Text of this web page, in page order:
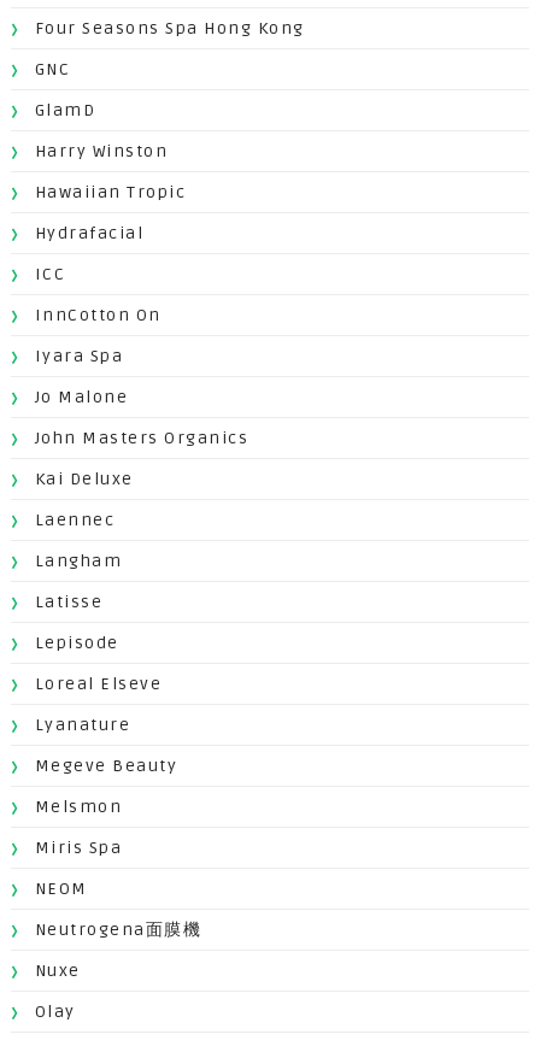
Four Seasons Spa Hong Kong
GNC
GlamD
Harry Winston
Hawaiian Tropic
Hydrafacial
ICC
InnCotton On
Iyara Spa
Jo Malone
John Masters Organics
Kai Deluxe
Laennec
Langham
Latisse
Lepisode
Loreal Elseve
Lyanature
Megeve Beauty
Melsmon
Miris Spa
NEOM
Neutrogena面膜機
Nuxe
Olay